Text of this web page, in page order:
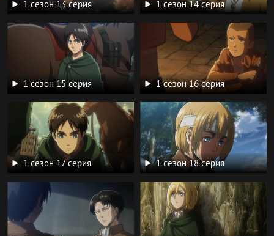
1 сезон 13 серия 1 сезон 14 серия
1 сезон 15 серия 1 сезон 16 серия
1 сезон 17 серия 1 сезон 18 серия